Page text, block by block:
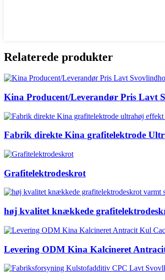
Relaterede produkter
Kina Producent/Leverandør Pris Lavt
Fabrik direkte Kina grafitelektrode
Grafitelektrodeskrot
høj kvalitet knækkede
Levering ODM Kina Kalcineret